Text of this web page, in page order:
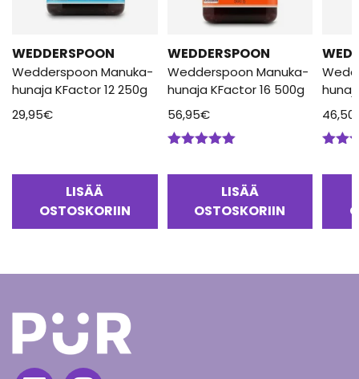
WEDDERSPOON
Wedderspoon Manuka-
hunaja KFactor 12 250g
29,95€
LISÄÄ
OSTOSKORIIN
WEDDERSPOON
Wedderspoon Manuka-
hunaja KFactor 16 500g
56,95€
LISÄÄ
OSTOSKORIIN
46,50